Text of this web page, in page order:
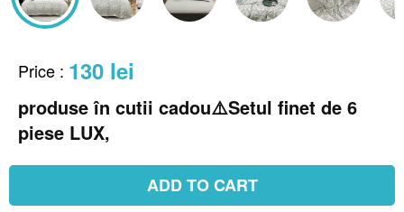
Price : 130 lei
produse în cutii cadou⚠️Setul finet de 6
piese LUX,
ADD TO CART